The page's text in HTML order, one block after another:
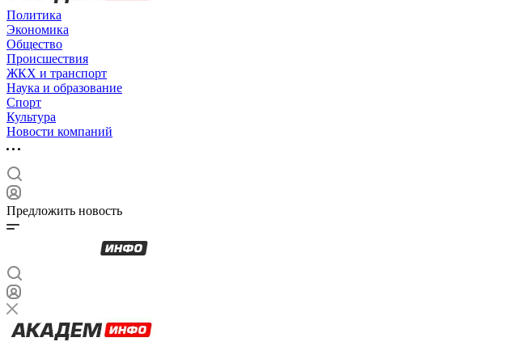
Политика
Экономика
Общество
Происшествия
ЖКХ и транспорт
Наука и образование
Спорт
Культура
Новости компаний
Предложить новость